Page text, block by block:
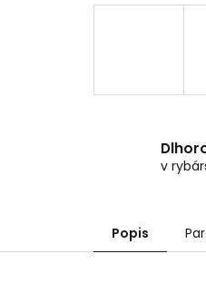
v
Popis